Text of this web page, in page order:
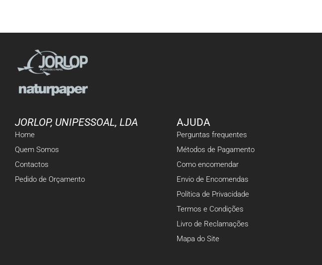
JORLOP, UNIPESSOAL, LDA
Home
Quem Somos
Contactos
Pedido de Orçamento
AJUDA
Perguntas frequentes
Métodos de Pagamento
Como encomendar
Envio de Encomendas
Política de Privacidade
Termos e Condições
Livro de Reclamações
Mapa do Site